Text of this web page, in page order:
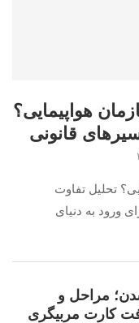
هواپیمایی؟
قانونی
تحلیل تفاوت
ورود به دنیای
مراحل و
کارت مربیگری